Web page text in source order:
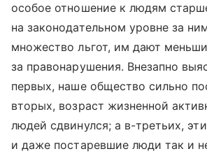
особое отношение к людям
на законодательном уровне за
множество льгот, им дают
за правонарушения. Внезапно
первых, наше общество сильно
вторых, возраст жизненной
людей сдвинулся; а в-третьих,
и даже постаревшие люди так и